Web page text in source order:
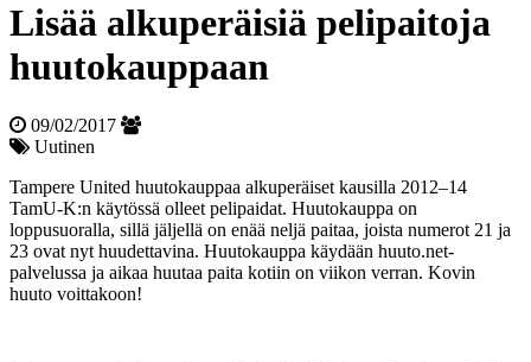
Lisää alkuperäisiä peli­paitoja
huuto­kauppaan
09/02/2017
Uutinen
Tampere United huutokauppaa alkuperäiset kausilla 2012–14
TamU-K:n käytössä olleet pelipaidat. Huutokauppa on
loppusuoralla, sillä jäljellä on enää neljä paitaa, joista numerot 21 ja
23 ovat nyt huudettavina. Huutokauppa käydään huuto.net-
palvelussa ja aikaa huutaa paita kotiin on viikon verran. Kovin
huuto voittakoon!